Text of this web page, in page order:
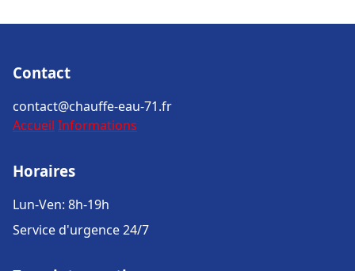
Contact
contact@chauffe-eau-71.fr
Accueil Informations
Horaires
Lun-Ven: 8h-19h
Service d'urgence 24/7